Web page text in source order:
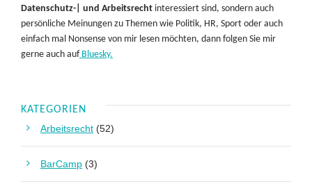
Datenschutz-| und Arbeitsrecht interessiert sind, sondern auch
persönliche Meinungen zu Themen wie Politik, HR, Sport oder auch
einfach mal Nonsense von mir lesen möchten, dann folgen Sie mir
gerne auch aufBluesky.
KATEGORIEN
Arbeitsrecht (52)
BarCamp (3)